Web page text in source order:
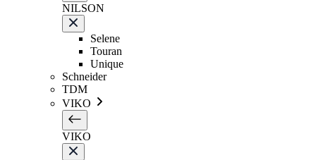
NILSON
Selene
Touran
Unique
Schneider
TDM
VIKO
VIKO